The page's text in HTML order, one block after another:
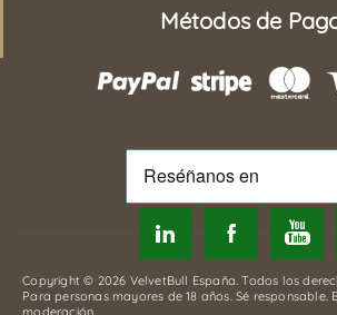
Métodos de
Copyright © 2026 VelvetBull España. Todos los
Para personas mayores de 18 años. Sé responsable.
moderación.